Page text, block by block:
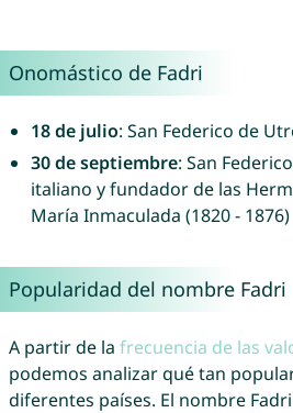
Onomástico de Fadri
18 de julio: San Federico de
30 de septiembre: San
italiano y fundador de las
María Inmaculada (1820 - 1876)
Popularidad del nombre Fadri
A partir de la frecuencia de las
podemos analizar qué tan
diferentes países. El nombre